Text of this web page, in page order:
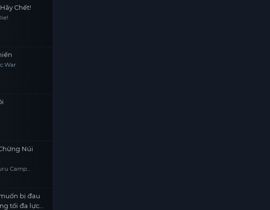
Chết!
War
Núi
Camp
bị đau
tối đa lực